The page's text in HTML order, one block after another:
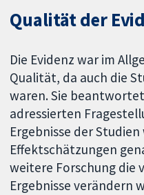
Qualität der
Die Evidenz war im
Qualität, da auch die
waren. Sie
adressierten
Ergebnisse der
Effektschätzungen
weitere Forschung die
Ergebnisse verändern